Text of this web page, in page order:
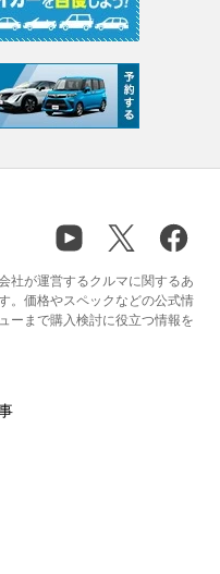
社が運営するクルマに関するあ
。価格やスペックなどの公式情
ーまで購入検討に役立つ情報を